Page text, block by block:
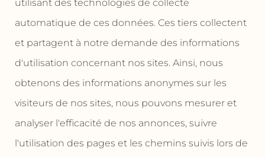
utilisant des technologies de collecte
automatique de ces données. Ces tiers collectent
et partagent à notre demande des informations
d'utilisation concernant nos sites. Ainsi, nous
obtenons des informations anonymes sur les
visiteurs de nos sites, nous pouvons mesurer et
analyser l'efficacité de nos annonces, suivre
l'utilisation des pages et les chemins suivis lors de